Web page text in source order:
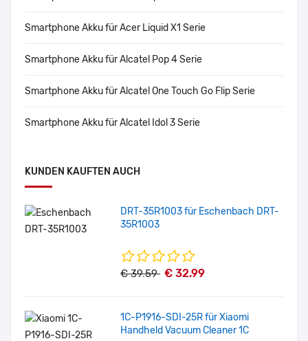
Smartphone Akku für Acer Liquid X1 Serie
Smartphone Akku für Alcatel Pop 4 Serie
Smartphone Akku für Alcatel One Touch Go Flip Serie
Smartphone Akku für Alcatel Idol 3 Serie
KUNDEN KAUFTEN AUCH
DRT-35R1003 für Eschenbach DRT-
35R1003
€ 39.59 € 32.99
1C-P1916-SDI-25R für Xiaomi
Handheld Vacuum Cleaner 1C